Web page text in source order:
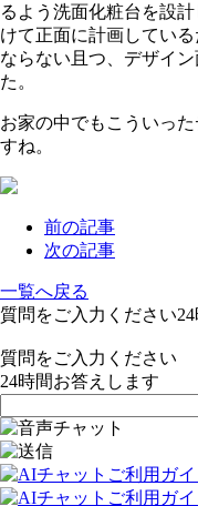
るよう洗面化粧台を設
けて正面に計画してい
ならない且つ、デザイ
た。
お家の中でもこういっ
すね。
前の記事
次の記事
一覧へ戻る
質問をご入力ください24
質問をご入力ください
24時間お答えします